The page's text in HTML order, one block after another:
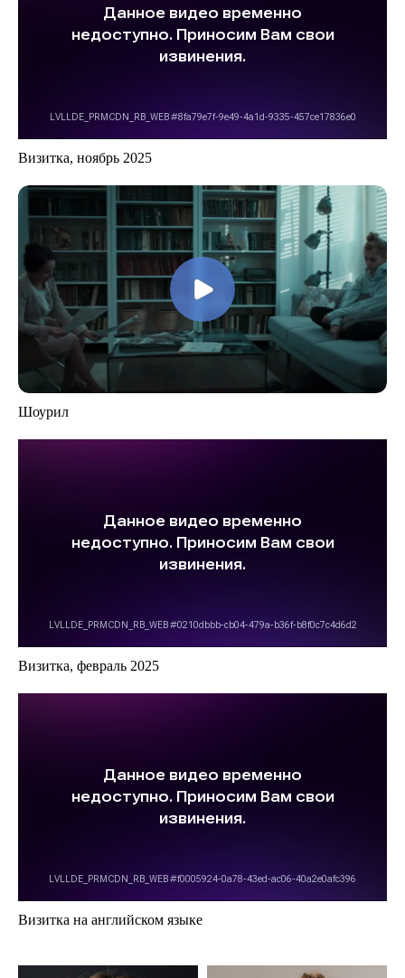
Визитка, ноябрь 2025
Шоурил
Визитка, февраль 2025
Визитка на английском языке